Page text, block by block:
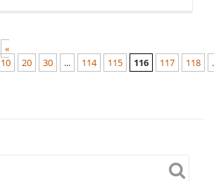
«
10 20 30 ... 114 115 116 117 118